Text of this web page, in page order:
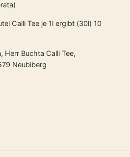
Calli Tee je 1l ergibt (30l) 10
Herr Buchta Calli Tee,
Neubiberg